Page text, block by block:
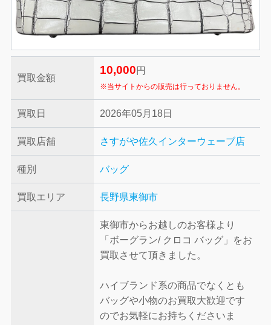
買取金額
10,000 円
※当サイトからの販売は行っておりません。
買取日 2026年05月18日
買取店舗 さすがや佐久インターウェーブ店
種別 バッグ
買取エリア 長野県東御市
東御市からお越しのお客様より
「ボーグラン/ クロコ バッグ」をお
買取させて頂きました。
ハイブランド系の商品でなくとも
バッグや小物のお買取大歓迎です
のでお気軽にお持ちくださいま